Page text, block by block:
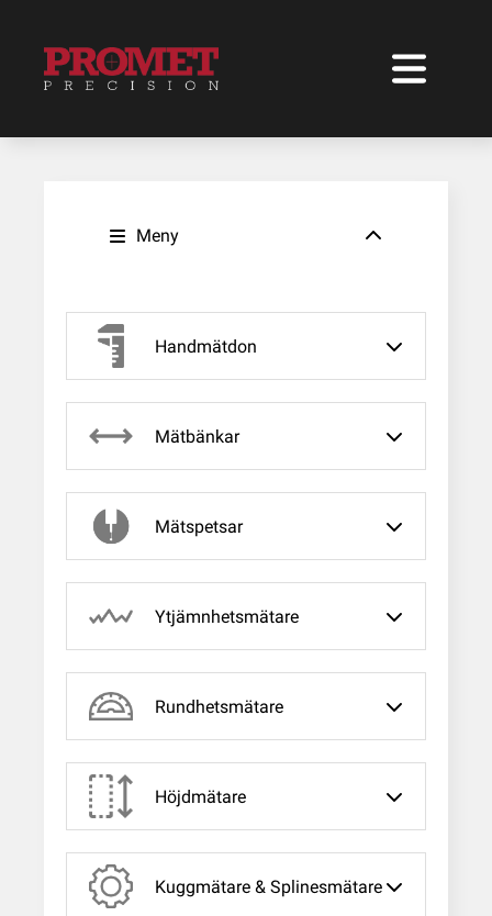
Meny
Handmätdon
Mätbänkar
Mätspetsar
Ytjämnhetsmätare
Rundhetsmätare
Höjdmätare
Kuggmätare & Splinesmätare